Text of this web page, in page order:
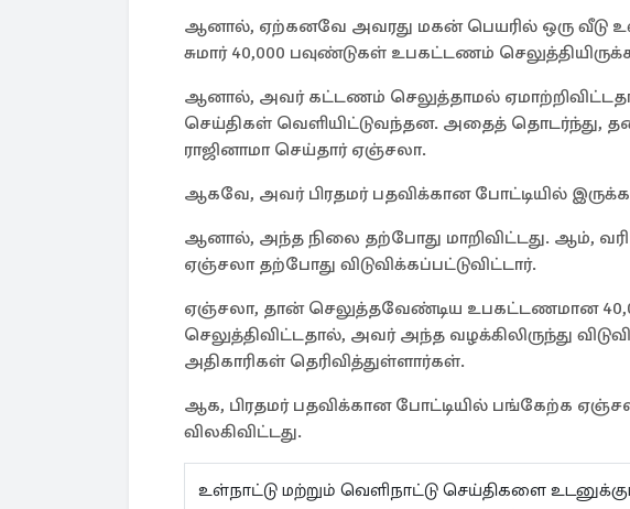
ஆனால், ஏற்கனவே அவரது மகன் பெயரில் ஒரு வீடு
சுமார் 40,000 பவுண்டுகள் உபகட்டணம்
ஆனால், அவர் கட்டணம் செலுத்தாமல்
செய்திகள் வெளியிட்டுவந்தன. அதைத் தொடர்ந்து,
ராஜினாமா செய்தார் ஏஞ்சலா.
ஆகவே, அவர் பிரதமர் பதவிக்கான போட்டியில்
ஆனால், அந்த நிலை தற்போது மாறிவிட்டது. ஆம், வரி
ஏஞ்சலா தற்போது விடுவிக்கப்பட்டுவிட்டார்.
ஏஞ்சலா, தான் செலுத்தவேண்டிய உபகட்டணமான
செலுத்திவிட்டதால், அவர் அந்த வழக்கிலிருந்து
அதிகாரிகள் தெரிவித்துள்ளார்கள்.
ஆக, பிரதமர் பதவிக்கான போட்டியில் பங்கேற்க
விலகிவிட்டது.
உள்நாட்டு மற்றும் வெளிநாட்டு செய்திகளை